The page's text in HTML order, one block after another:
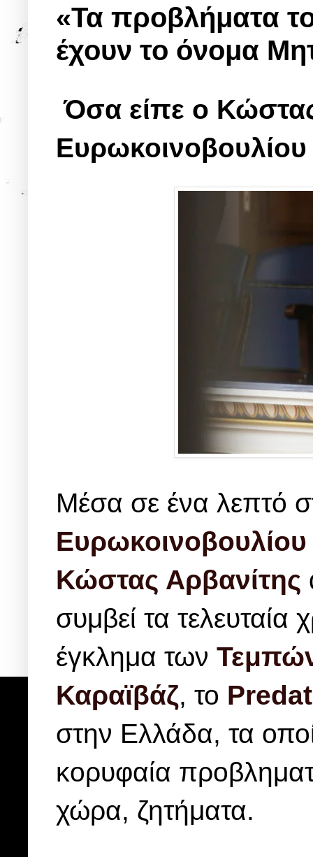
«Τα προβλήματα
έχουν το όνομα
Όσα είπε ο
Ευρωκοινοβουλίου
Μέσα σε ένα λεπτό
Ευρωκοινοβουλίου
Κώστας Αρβανίτης
συμβεί τα
έγκλημα των
Καραϊβάζ, το
στην Ελλάδα, τα
κορυφαία
χώρα, ζητήματα.